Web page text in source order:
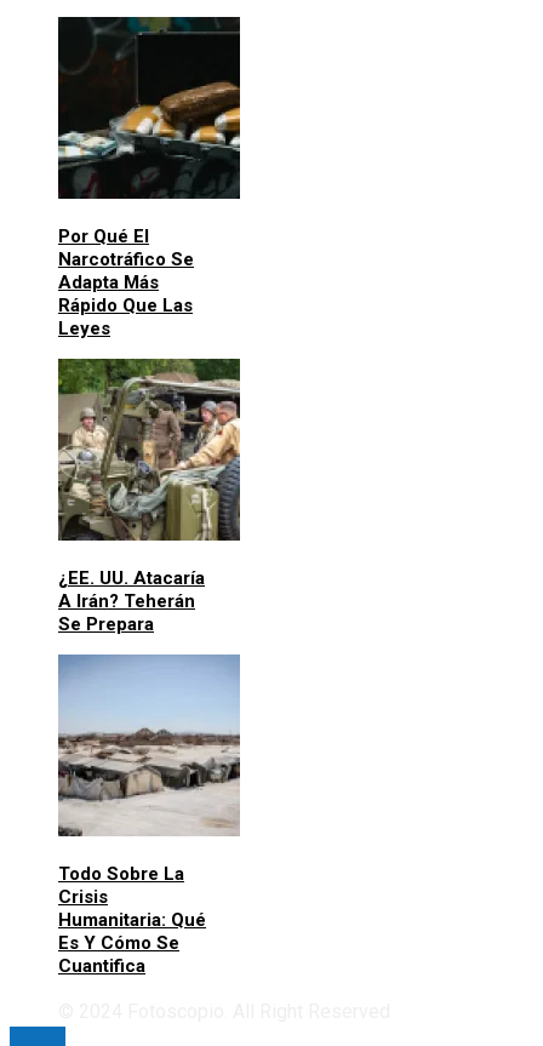
Por Qué El
Narcotráfico Se
Adapta Más
Rápido Que Las
Leyes
¿EE. UU. Atacaría
A Irán? Teherán
Se Prepara
Todo Sobre La
Crisis
Humanitaria: Qué
Es Y Cómo Se
Cuantifica